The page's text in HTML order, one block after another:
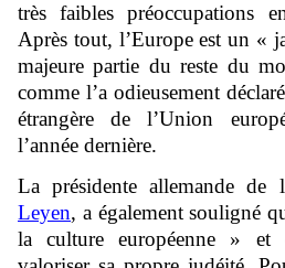
très faibles préoccupations
Après tout, l’Europe est un «
majeure partie du reste du
comme l’a odieusement
étrangère de l’Union
l’année dernière.
La présidente allemande de
Leyen, a également souligné
la culture européenne »